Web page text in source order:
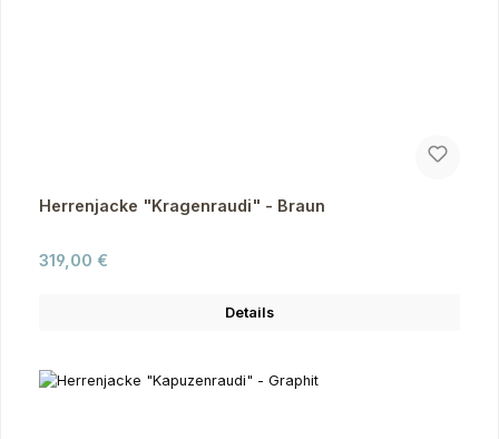
Herrenjacke "Kragenraudi" - Braun
Regulärer Preis:
319,00 €
Details